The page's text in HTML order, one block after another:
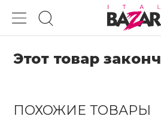
Этот товар
ПОХОЖИЕ ТОВАРЫ